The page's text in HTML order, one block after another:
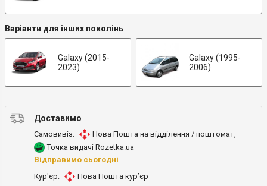
Варіанти для інших поколінь
Galaxy (2015-
2023)
Galaxy (1995-
2006)
Доставимо
Самовивіз: Нова Пошта на відділення / поштомат,
Точка видачі Rozetka.ua
Відправимо сьогодні
Кур'єр:
Нова Пошта кур’єр